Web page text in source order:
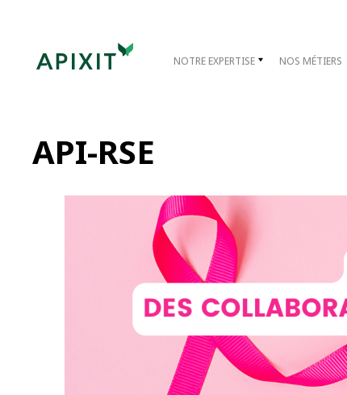
NOTRE EXPERTISE NOS MÉTIERS
API-RSE